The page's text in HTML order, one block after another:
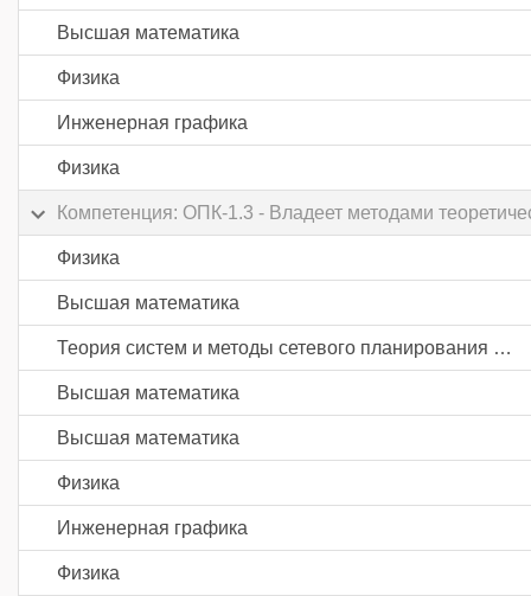
Высшая математика
Физика
Инженерная графика
Физика
Компетенция: ОПК-1.3 - Владеет методами
Физика
Высшая математика
Теория систем и методы сетевого планирования и управления
Высшая математика
Высшая математика
Физика
Инженерная графика
Физика